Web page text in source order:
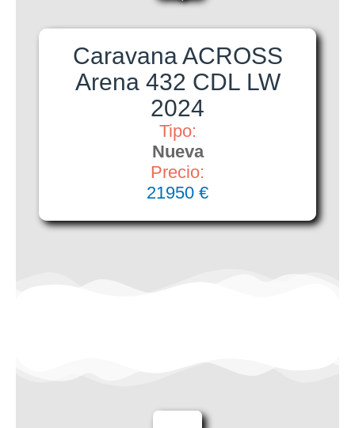
Caravana ACROSS
Arena 432 CDL LW
2024
Tipo:
Nueva
Precio:
21950 €